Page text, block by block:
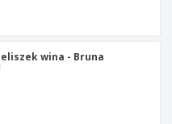
wina - Bruna